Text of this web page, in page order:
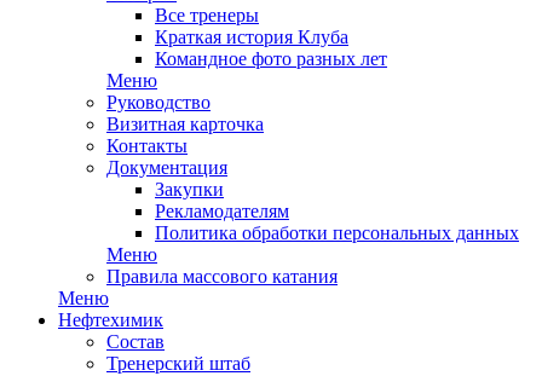
Все тренеры
Краткая история Клуба
Командное фото разных лет
Меню
Руководство
Визитная карточка
Контакты
Документация
Закупки
Рекламодателям
Политика обработки персональных данных
Меню
Правила массового катания
Меню
Нефтехимик
Состав
Тренерский штаб